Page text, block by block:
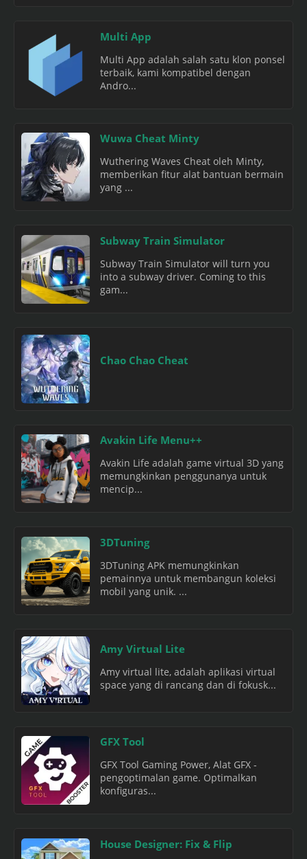
Multi App
Multi App adalah salah satu klon ponsel
terbaik, kami kompatibel dengan
Andro...
Wuwa Cheat Minty
Wuthering Waves Cheat oleh Minty,
memberikan fitur alat bantuan bermain
yang ...
Subway Train Simulator
Subway Train Simulator will turn you
into a subway driver. Coming to this
gam...
Chao Chao Cheat
Avakin Life Menu++
Avakin Life adalah game virtual 3D yang
memungkinkan penggunanya untuk
mencip...
3DTuning
3DTuning APK memungkinkan
pemainnya untuk membangun koleksi
mobil yang unik. ...
Amy Virtual Lite
Amy virtual lite, adalah aplikasi virtual
space yang di rancang dan di fokusk...
GFX Tool
GFX Tool Gaming Power, Alat GFX -
pengoptimalan game. Optimalkan
konfiguras...
House Designer: Fix & Flip